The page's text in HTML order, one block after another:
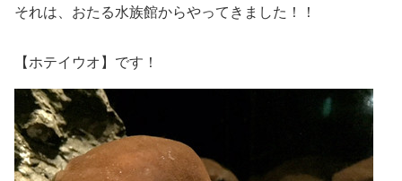
それは、おたる水族館からやってきました！！
【ホテイウオ】です！